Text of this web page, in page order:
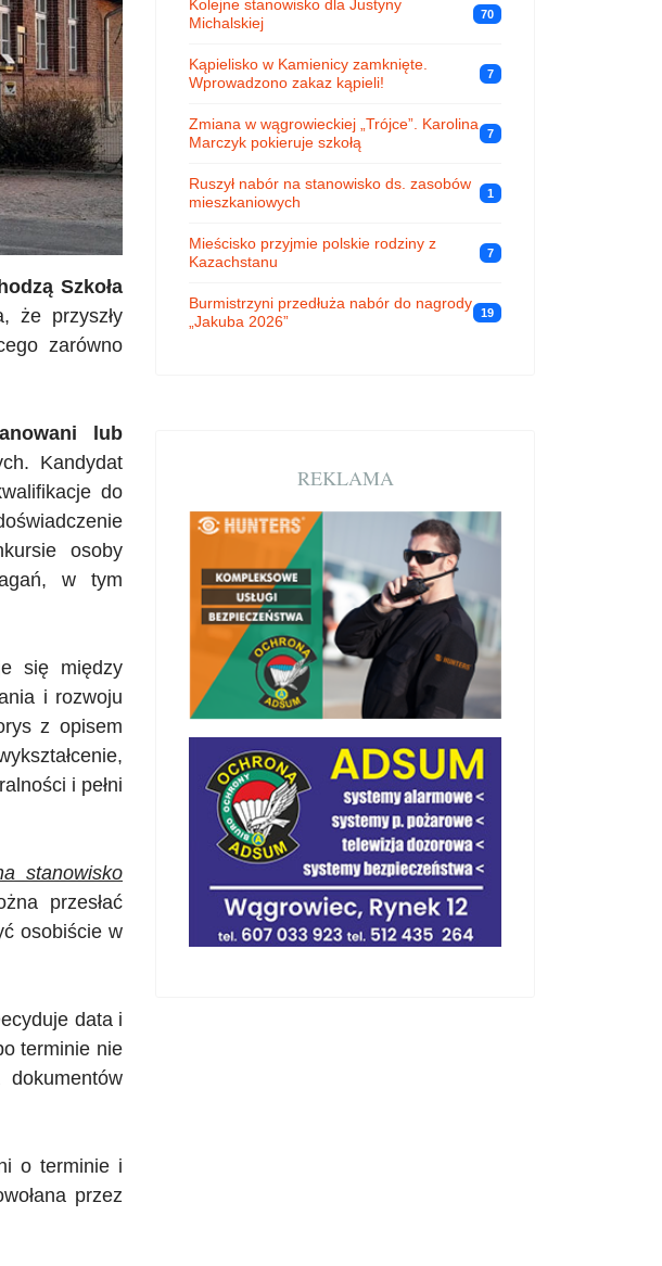
Szkoła
że przyszły
zarówno
lub
Kandydat
do
osoby
w tym
się między
i rozwoju
z opisem
i pełni
stanowisko
przesłać
osobiście w
data i
terminie nie
o terminie i
przez
Kolejne stanowisko dla Justyny
Michalskiej
70
Kąpielisko w Kamienicy zamknięte.
Wprowadzono zakaz kąpieli!
7
Zmiana w wągrowieckiej „Trójce”. Karolina
Marczyk pokieruje szkołą
7
Ruszył nabór na stanowisko ds. zasobów
mieszkaniowych
1
Mieścisko przyjmie polskie rodziny z
Kazachstanu
7
Burmistrzyni przedłuża nabór do nagrody
„Jakuba 2026”
19
REKLAMA